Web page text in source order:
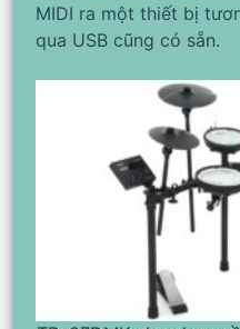
MIDI ra một thiết bị
qua USB cũng có sẵn.